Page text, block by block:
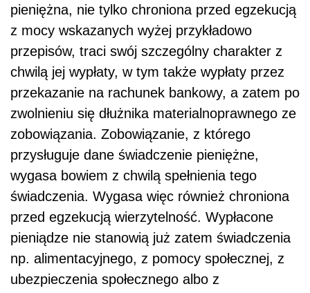
pieniężna, nie tylko chroniona przed egzekucją
z mocy wskazanych wyżej przykładowo
przepisów, traci swój szczególny charakter z
chwilą jej wypłaty, w tym także wypłaty przez
przekazanie na rachunek bankowy, a zatem po
zwolnieniu się dłużnika materialnoprawnego ze
zobowiązania. Zobowiązanie, z którego
przysługuje dane świadczenie pieniężne,
wygasa bowiem z chwilą spełnienia tego
świadczenia. Wygasa więc również chroniona
przed egzekucją wierzytelność. Wypłacone
pieniądze nie stanowią już zatem świadczenia
np. alimentacyjnego, z pomocy społecznej, z
ubezpieczenia społecznego albo z